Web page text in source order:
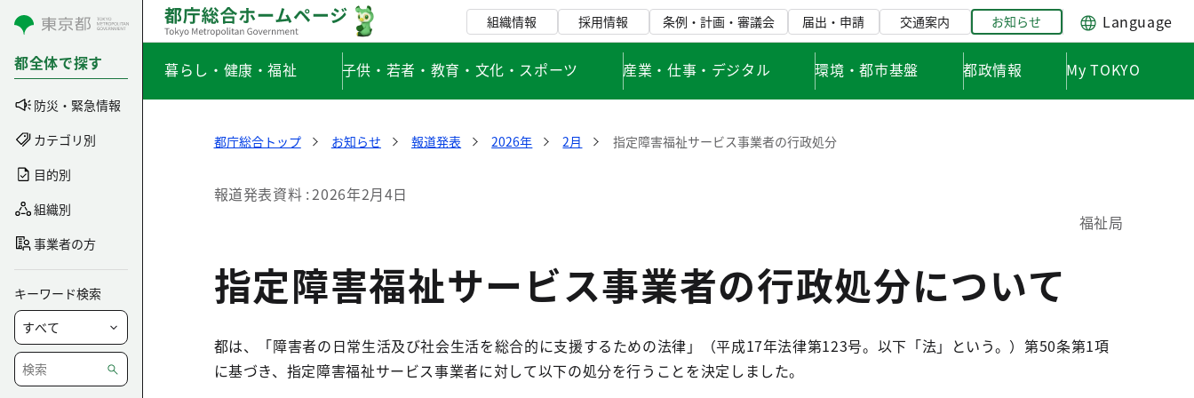
コンテンツにスキップ
都全体で探す
防災・緊急情報
カテゴリ別
目的別
組織別
事業者の方
キーワード検索
組織情報 採用情報 条例・計画・審議会 届出・申請 交通案内 お知らせ Language
暮らし・健康・福祉 子供・若者・教育・文化・スポーツ 産業・仕事・デジタル 環境・都市基盤 都政情報 My TOKYO
都庁総合トップ お知らせ 報道発表 2026年 2月 指定障害福祉サービス事業者の行政処分
報道発表資料 2026年2月4日
福祉局
指定障害福祉サービス事業者の行政処分について
都は、「障害者の日常生活及び社会生活を総合的に支援するための法律」（平成17年法律第123号。以下「法」という。）第50条第1項
に基づき、指定障害福祉サービス事業者に対して以下の処分を行うことを決定しました。